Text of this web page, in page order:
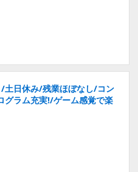
土日休み/残業ほぼなし/コン
グラム充実!/ゲーム感覚で楽